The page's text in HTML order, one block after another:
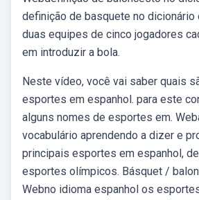
definição de basquete no dicionário
duas equipes de cinco jogadores
em introduzir a bola.
Neste vídeo, você vai saber quais
esportes em espanhol. para este
alguns nomes de esportes em.
vocabulário aprendendo a dizer e
principais esportes em espanhol,
esportes olímpicos. Básquet /
Webno idioma espanhol os